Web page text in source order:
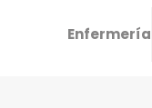
Enfermería